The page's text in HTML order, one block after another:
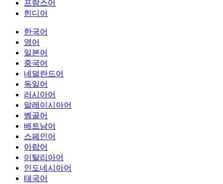
프랑스어
힌디어
한국어
영어
일본어
중국어
네덜란드어
독일어
러시아어
말레이시아어
벵골어
베트남어
스페인어
아랍어
이탈리아어
인도네시아어
태국어